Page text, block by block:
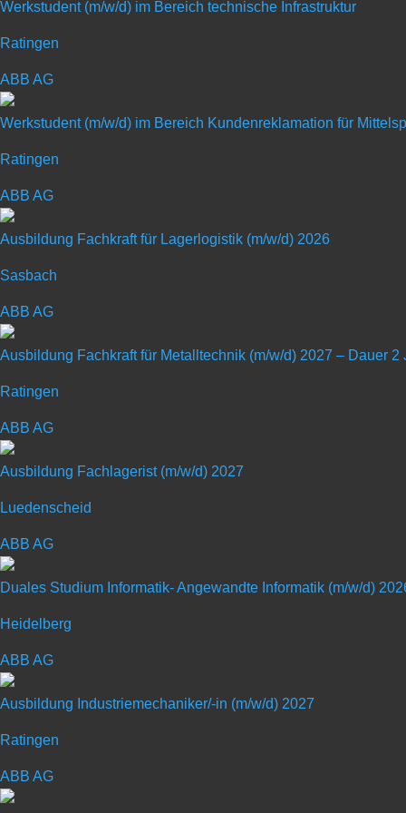
Werkstudent (m/w/d) im Bereich technische Infrastruktur
Ratingen
ABB AG
Werkstudent (m/w/d) im Bereich Kundenreklamation für
Ratingen
ABB AG
Ausbildung Fachkraft für Lagerlogistik (m/w/d) 2026
Sasbach
ABB AG
Ausbildung Fachkraft für Metalltechnik (m/w/d) 2027 – Dauer 2
Ratingen
ABB AG
Ausbildung Fachlagerist (m/w/d) 2027
Luedenscheid
ABB AG
Duales Studium Informatik- Angewandte Informatik (m/w/d)
Heidelberg
ABB AG
Ausbildung Industriemechaniker/-in (m/w/d) 2027
Ratingen
ABB AG
MULTIVAC ist einer der weltweit führenden Anbieter von
Portionieren und Processing. Dank einer umfassenden